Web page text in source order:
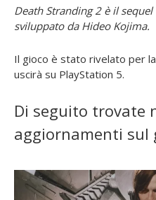
Death Stranding 2 è il
sviluppato da Hideo Kojima.
Il gioco è stato rivelato per
uscirà su PlayStation 5.
Di seguito trovate
aggiornamenti sul